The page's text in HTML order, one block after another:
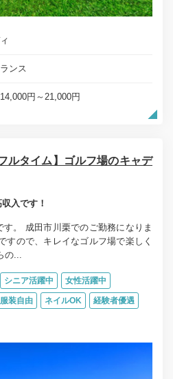
ンス
円～21,000円
ルタイム】ゴルフ場のキャデ
入です！
。 成田市川栗でのご勤務になりま
すので、キレイなゴルフ場で楽しく
の...
シニア活躍中 女性活躍中
服装自由 ネイルOK 経験者優遇